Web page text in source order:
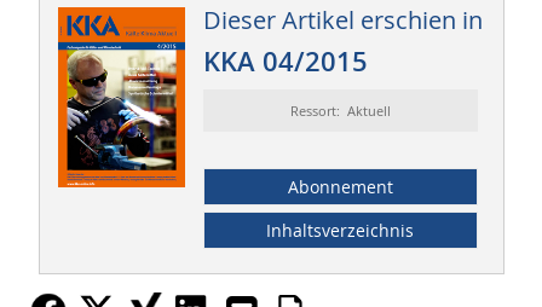
Dieser Artikel erschien in
KKA 04/2015
Ressort: Aktuell
Abonnement
Inhaltsverzeichnis